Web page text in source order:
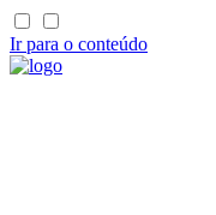
Ir para o conteúdo